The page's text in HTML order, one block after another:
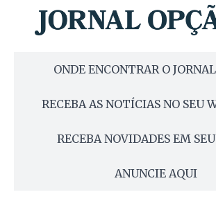
ONDE ENCONTRAR O
RECEBA AS NOTÍCIAS NO SEU
RECEBA NOVIDADES EM
ANUNCIE AQUI